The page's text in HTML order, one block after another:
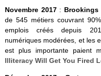
Novembre 2017 :
de 545 métiers couvrant
emplois créés depuis
numériques modérées, et les
est plus importante paient
Illiteracy Will Get You Fired